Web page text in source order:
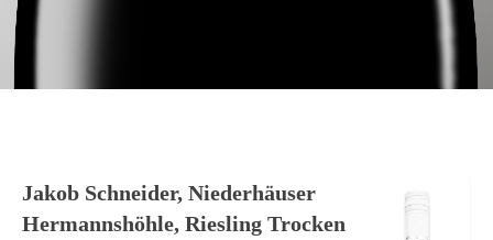
Jakob Schneider, Niederhäuser
Hermannshöhle, Riesling Trocken